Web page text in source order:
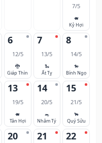
7/5
🐖
Kỷ Hợi
6
12/5
🐉
Giáp Thìn
7
13/5
🐍
Ất Tỵ
8
14/5
🐎
Bính Ngọ
13
19/5
🐖
Tân Hợi
14
20/5
🐀
Nhâm Tý
15
21/5
🐂
Quý Sửu
20 21 22